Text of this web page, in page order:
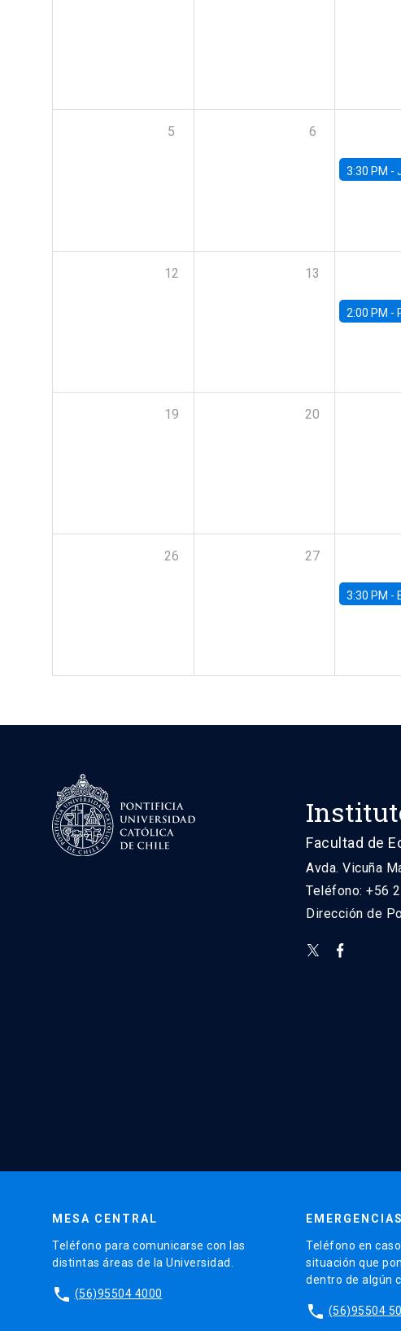
5 6
3:30 PM -
12 13
2:00 PM -
19 20
26 27
3:30 PM -
Facultad de
Avda. Vicuña
Teléfono: +56
Dirección de
MESA CENTRAL
Teléfono para comunicarse con las
distintas áreas de la Universidad.
phone (56)95504 4000
Teléfono en
situación que
dentro de algún
phone (56)95504